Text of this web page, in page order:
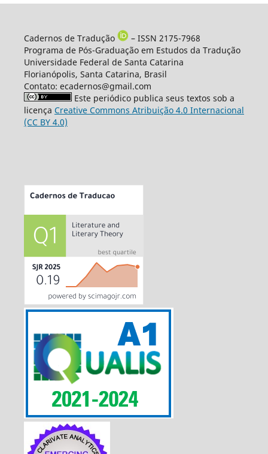
Cadernos de Tradução
– ISSN 2175-7968
Programa de Pós-Graduação em Estudos da Tradução
Universidade Federal de Santa Catarina
Florianópolis, Santa Catarina, Brasil
Contato: ecadernos@gmail.com
Este periódico publica seus textos sob a
licença Creative Commons Atribuição 4.0 Internacional
(CC BY 4.0)